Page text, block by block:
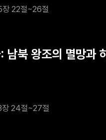
장 22절~26절
남북 왕조의 멸망과
장 24절~27절